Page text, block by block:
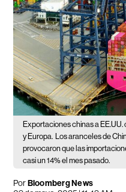
Exportaciones chinas a EE.UU.
y Europa.
Los aranceles de
provocaron que las
casi un 14% el mes pasado.
PorBloomberg News